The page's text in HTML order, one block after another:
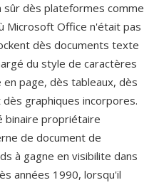
dès plateformes comme
Microsoft Office n'était pas
dès documents texte
du style de caractères
page, dès tableaux, dès
graphiques incorpores.
binaire propriétaire
de document de
à gagne en visibilite dans
années 1990, lorsqu'il